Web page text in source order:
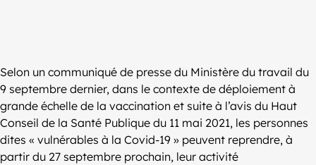
Selon un communiqué de presse du Ministère du travail du
9 septembre dernier, dans le contexte de déploiement à
grande échelle de la vaccination et suite à l’avis du Haut
Conseil de la Santé Publique du 11 mai 2021, les personnes
dites « vulnérables à la Covid-19 » peuvent reprendre, à
partir du 27 septembre prochain, leur activité